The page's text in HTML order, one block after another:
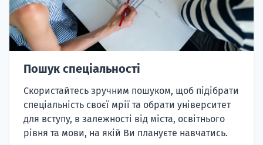
Пошук спеціальності
Скористайтесь зручним пошуком, щоб підібрати
спеціальність своєї мрії та обрати університет
для вступу, в залежності від міста, освітнього
рівня та мови, на якій Ви плануєте навчатись.